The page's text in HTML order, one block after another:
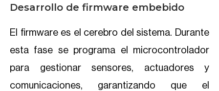
Desarrollo de firmware embebido
El firmware es el cerebro del sistema. Durante
esta fase se programa el microcontrolador
para gestionar sensores, actuadores y
comunicaciones, garantizando que el